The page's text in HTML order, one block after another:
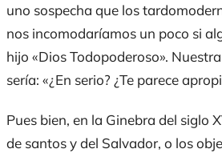
uno sospecha que los
nos incomodaríamos un poco si
hijo «Dios Todopoderoso».
sería: «¿En serio? ¿Te parece
Pues bien, en la Ginebra del siglo
de santos y del Salvador, o los